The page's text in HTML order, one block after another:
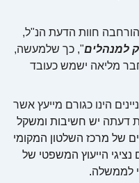
חוות דעת מס' 2.1102, הורחבה חוות הדעת הנ"ל,
למנהלים", כך שלמעשה,
מליאה ישמש כעובד
הינו כגורם מייעץ אשר
דעתה יש חשיבות ומשקל
של מרכז השלטון המקומי
נציגי הייעוץ המשפטי של
לממשלה.